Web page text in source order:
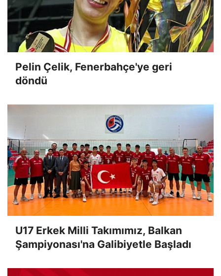
Pelin Çelik, Fenerbahçe'ye geri
döndü
U17 Erkek Milli Takımımız, Balkan
Şampiyonası'na Galibiyetle Başladı